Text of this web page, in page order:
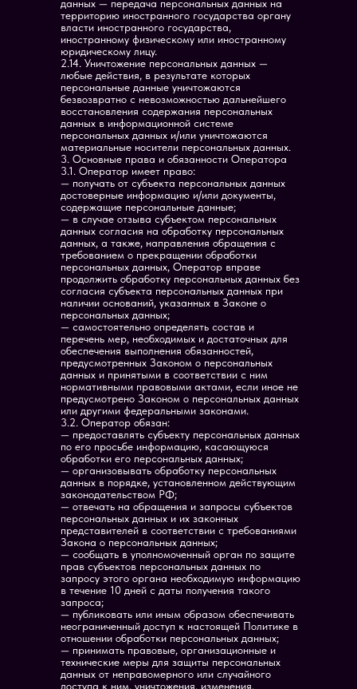
данных — передача персональных данных на
территорию иностранного государства органу
власти иностранного государства,
иностранному физическому или иностранному
юридическому лицу.
2.14. Уничтожение персональных данных —
любые действия, в результате которых
персональные данные уничтожаются
безвозвратно с невозможностью дальнейшего
восстановления содержания персональных
данных в информационной системе
персональных данных и/или уничтожаются
материальные носители персональных данных.
3. Основные права и обязанности Оператора
3.1. Оператор имеет право:
— получать от субъекта персональных данных
достоверные информацию и/или документы,
содержащие персональные данные;
— в случае отзыва субъектом персональных
данных согласия на обработку персональных
данных, а также, направления обращения с
требованием о прекращении обработки
персональных данных, Оператор вправе
продолжить обработку персональных данных без
согласия субъекта персональных данных при
наличии оснований, указанных в Законе о
персональных данных;
— самостоятельно определять состав и
перечень мер, необходимых и достаточных для
обеспечения выполнения обязанностей,
предусмотренных Законом о персональных
данных и принятыми в соответствии с ним
нормативными правовыми актами, если иное не
предусмотрено Законом о персональных данных
или другими федеральными законами.
3.2. Оператор обязан:
— предоставлять субъекту персональных данных
по его просьбе информацию, касающуюся
обработки его персональных данных;
— организовывать обработку персональных
данных в порядке, установленном действующим
законодательством РФ;
— отвечать на обращения и запросы субъектов
персональных данных и их законных
представителей в соответствии с требованиями
Закона о персональных данных;
— сообщать в уполномоченный орган по защите
прав субъектов персональных данных по
запросу этого органа необходимую информацию
в течение 10 дней с даты получения такого
запроса;
— публиковать или иным образом обеспечивать
неограниченный доступ к настоящей Политике в
отношении обработки персональных данных;
— принимать правовые, организационные и
технические меры для защиты персональных
данных от неправомерного или случайного
доступа к ним, уничтожения, изменения,